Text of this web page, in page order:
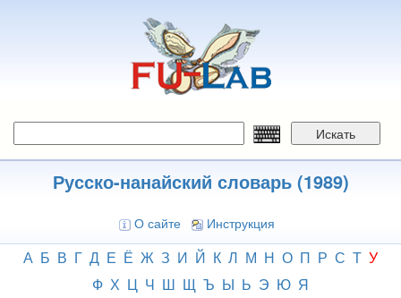
Искать
Русско-нанайский словарь (1989)
О сайте Инструкция
А Б В Г Д Е Ё Ж З И Й К Л М Н О П Р С Т У
Ф Х Ц Ч Ш Щ Ъ Ы Ь Э Ю Я